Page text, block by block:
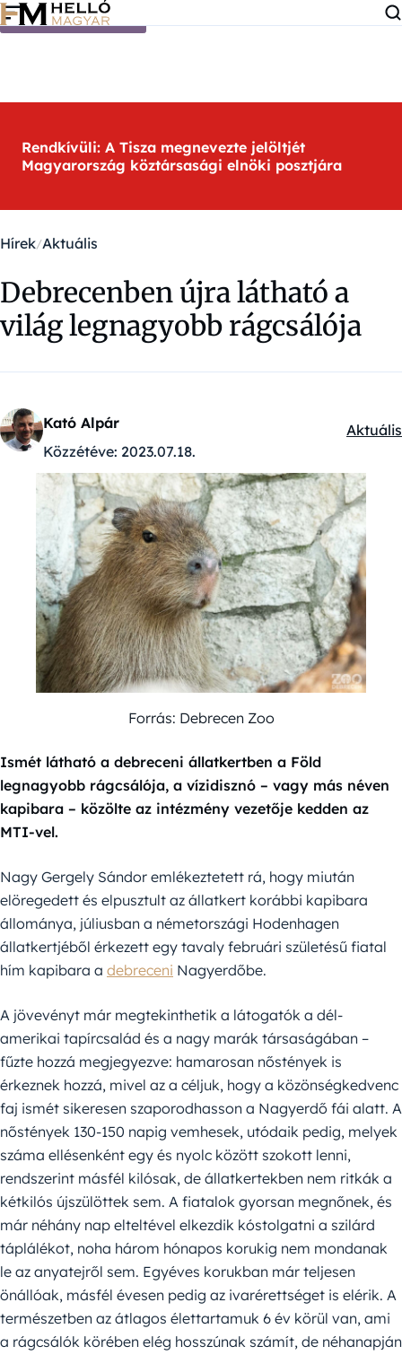
Ugrás a tartalomra
Rendkívüli: A Tisza megnevezte jelöltjét
Magyarország köztársasági elnöki posztjára
Hírek Aktuális
Debrecenben újra látható a
világ legnagyobb rágcsálója
Kató Alpár
Közzétéve: 2023.07.18.
Aktuális
Forrás: Debrecen Zoo
Ismét látható a debreceni állatkertben a Föld
legnagyobb rágcsálója, a vízidisznó – vagy más néven
kapibara – közölte az intézmény vezetője kedden az
MTI-vel.
Nagy Gergely Sándor emlékeztetett rá, hogy miután
elöregedett és elpusztult az állatkert korábbi kapibara
állománya, júliusban a németországi Hodenhagen
állatkertjéből érkezett egy tavaly februári születésű fiatal
hím kapibara a debreceni Nagyerdőbe.
A jövevényt már megtekinthetik a látogatók a dél-
amerikai tapírcsalád és a nagy marák társaságában –
fűzte hozzá megjegyezve: hamarosan nőstények is
érkeznek hozzá, mivel az a céljuk, hogy a közönségkedvenc
faj ismét sikeresen szaporodhasson a Nagyerdő fái alatt. A
nőstények 130-150 napig vemhesek, utódaik pedig, melyek
száma ellésenként egy és nyolc között szokott lenni,
rendszerint másfél kilósak, de állatkertekben nem ritkák a
kétkilós újszülöttek sem. A fiatalok gyorsan megnőnek, és
már néhány nap elteltével elkezdik kóstolgatni a szilárd
táplálékot, noha három hónapos korukig nem mondanak
le az anyatejről sem. Egyéves korukban már teljesen
önállóak, másfél évesen pedig az ivarérettséget is elérik. A
természetben az átlagos élettartamuk 6 év körül van, ami
a rágcsálók körében elég hosszúnak számít, de néhanapján